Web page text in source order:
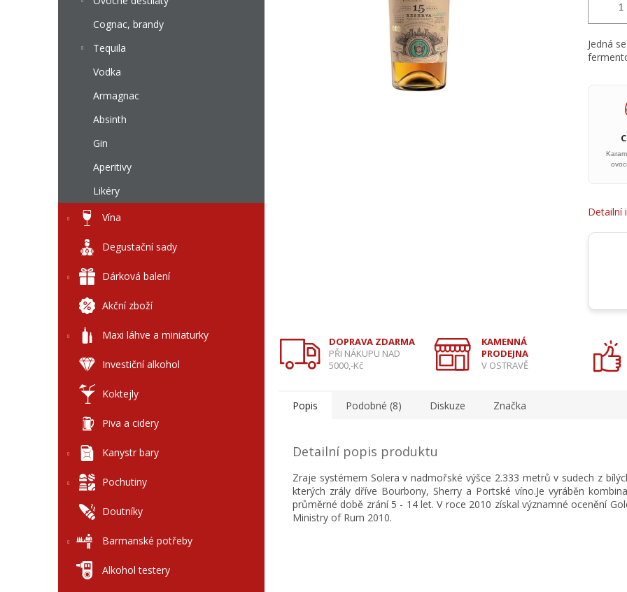
Cognac, brandy
Tequila
Vodka
Armagnac
Absinth
Gin
Aperitivy
Likéry
Vína
Degustační sady
Dárková balení
Akční zboží
Maxi láhve a miniaturky
Investiční alkohol
Koktejly
Piva a cidery
Kanystr bary
Pochutiny
Doutníky
Barmanské potřeby
Alkohol testery
Jedná
Detailní
DOPRAVA ZDARMA
PŘI NÁKUPU NAD
5000,-Kč
KAMENNÁ
PRODEJNA
V OSTRAVĚ
Popis Podobné (8) Diskuze Značka
Detailní popis produktu
Zraje systémem Solera v nadmořské výšce 2.333 metrů v sudech z
kterých zrály dříve Bourbony, Sherry a Portské víno.Je vyráběn
průměrné době zrání 5 - 14 let. V roce 2010 získal významné ocenění
Ministry of Rum 2010.